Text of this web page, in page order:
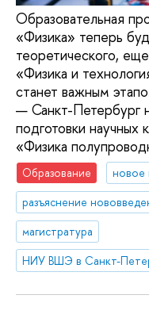
Образовательная
«Физика» теперь
теоретического,
«Физика и
станет важным
— Санкт-Петербург
подготовки научных
«Физика
Образование
разъяснение
магистратура
НИУ ВШЭ в Санкт-